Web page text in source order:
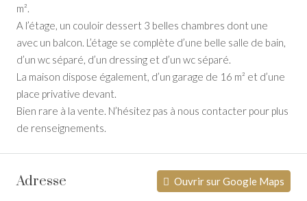
m².
A l’étage, un couloir dessert 3 belles chambres dont une
avec un balcon. L’étage se complète d’une belle salle de bain,
d’un wc séparé, d’un dressing et d’un wc séparé.
La maison dispose également, d’un garage de 16 m² et d’une
place privative devant.
Bien rare à la vente. N’hésitez pas à nous contacter pour plus
de renseignements.
Adresse Ouvrir sur Google Maps